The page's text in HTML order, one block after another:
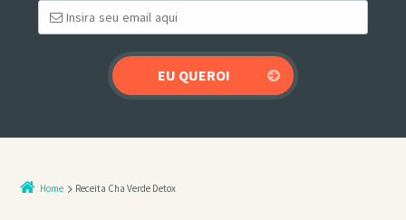
Home Receita Cha Verde Detox